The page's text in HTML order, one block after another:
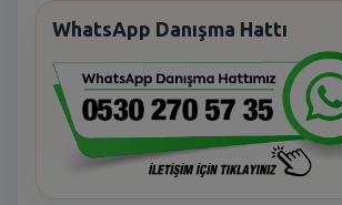
WhatsApp Danışma Hattı